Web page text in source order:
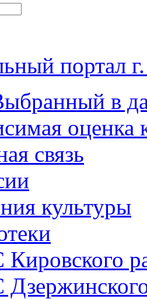
портал
в
оценка
связь
культуры